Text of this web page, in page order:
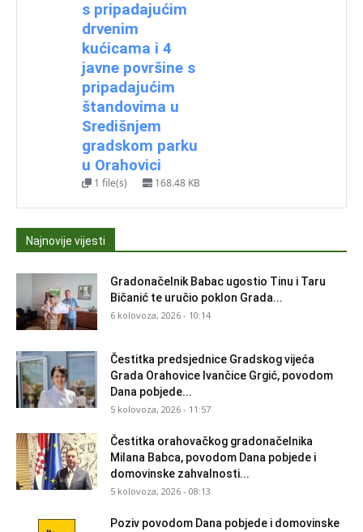
s pripadajućim
drvenim
kućicama i 4
javne površine s
pripadajućim
štandovima u
Središnjem
gradskom parku
u Orahovici
1 file(s) 168.48 KB
Najnovije vijesti
Gradonačelnik Babac ugostio Tinu i Taru
Bičanić te uručio poklon Grada...
6 kolovoza, 2026 - 10:14
Čestitka predsjednice Gradskog vijeća
Grada Orahovice Ivančice Grgić, povodom
Dana pobjede...
5 kolovoza, 2026 - 11:57
Čestitka orahovačkog gradonačelnika
Milana Babca, povodom Dana pobjede i
domovinske zahvalnosti...
5 kolovoza, 2026 - 08:13
Poziv povodom Dana pobjede i domovinske